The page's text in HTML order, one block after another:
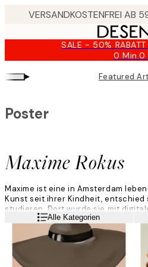
SALE - 50% RABATT
0 Min.0
bis:
▸ Featured
Maxime Rokus
Poster
Maxime ist eine in Amsterdam
Kunst seit ihrer Kindheit, entschied
studieren. Dort wurde sie mit
gemacht, die sie für das
Sie beginnt mit Photoshop, wenn
verwendet verschiedene Ebenen
was schön aussieht. Wenn sie sich
WeiterlesenAlle Kategorien